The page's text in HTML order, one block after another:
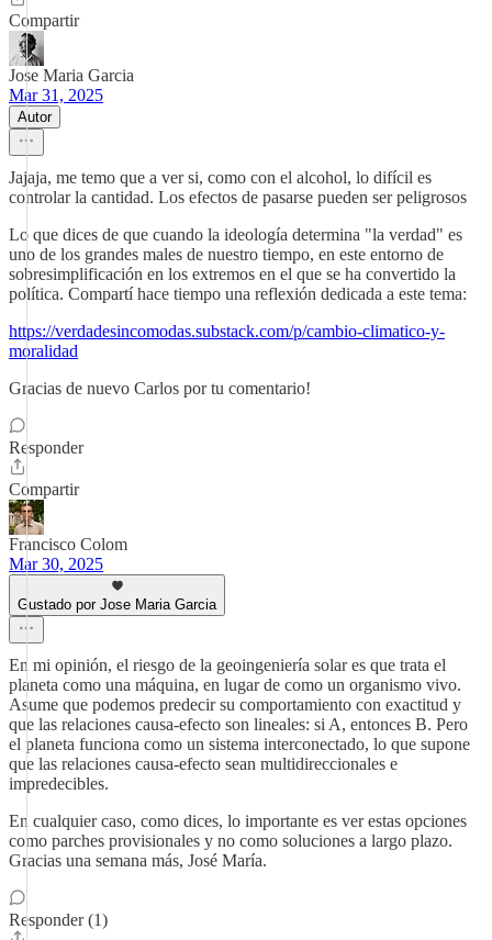
Compartir
Jose Maria Garcia
Mar 31, 2025
Autor
Jajaja, me temo que a ver si, como con el alcohol, lo difícil es
controlar la cantidad. Los efectos de pasarse pueden ser peligrosos
Lo que dices de que cuando la ideología determina "la verdad" es
uno de los grandes males de nuestro tiempo, en este entorno de
sobresimplificación en los extremos en el que se ha convertido la
política. Compartí hace tiempo una reflexión dedicada a este tema:
https://verdadesincomodas.substack.com/p/cambio-climatico-y-
moralidad
Gracias de nuevo Carlos por tu comentario!
Responder
Compartir
Francisco Colom
Mar 30, 2025
Gustado por Jose Maria Garcia
En mi opinión, el riesgo de la geoingeniería solar es que trata el
planeta como una máquina, en lugar de como un organismo vivo.
Asume que podemos predecir su comportamiento con exactitud y
que las relaciones causa-efecto son lineales: si A, entonces B. Pero
el planeta funciona como un sistema interconectado, lo que supone
que las relaciones causa-efecto sean multidireccionales e
impredecibles.
En cualquier caso, como dices, lo importante es ver estas opciones
como parches provisionales y no como soluciones a largo plazo.
Gracias una semana más, José María.
Responder (1)